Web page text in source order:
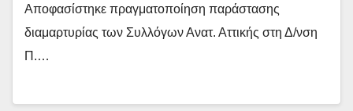
Αποφασίστηκε πραγματοποίηση παράστασης
διαμαρτυρίας των Συλλόγων Ανατ. Αττικής στη Δ/νση
Π.…